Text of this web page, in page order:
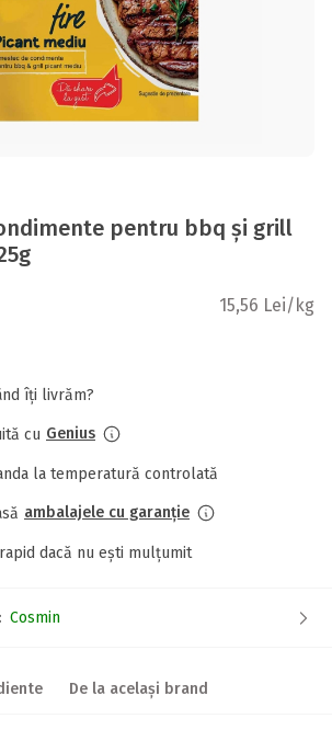
pentru bbq și grill
15,56 Lei/kg
îți livrăm?
cu Genius
la temperatură controlată
ambalajele cu garanție
dacă nu ești mulțumit
Cosmin
De la același brand